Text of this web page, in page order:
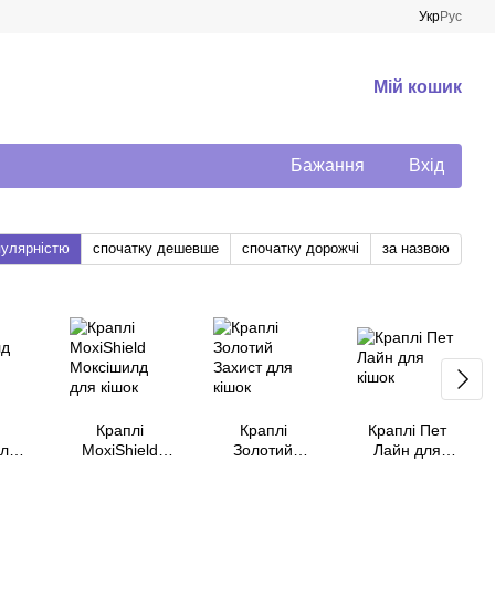
УкрРус
Мій кошик
Бажання Вхід
спочатку дешевше спочатку дорожчі за назвою
Краплі
MoxiShield
Краплі
Золотий
Краплі Пет
Лайн для